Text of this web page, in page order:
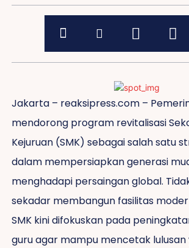
Jakarta – reaksipress.com –
mendorong program revitalisasi
Kejuruan (SMK) sebagai salah satu
dalam mempersiapkan generasi
menghadapi persaingan global.
sekadar membangun fasilitas
SMK kini difokuskan pada
guru agar mampu mencetak